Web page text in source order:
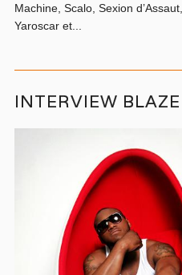
Machine, Scalo, Sexion
Yaroscar et...
INTERVIEW